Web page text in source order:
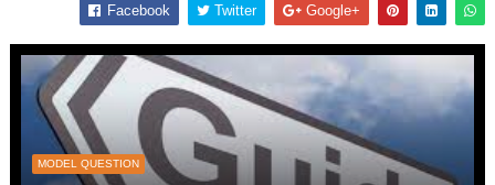
Facebook Twitter Google+
MODEL QUESTION